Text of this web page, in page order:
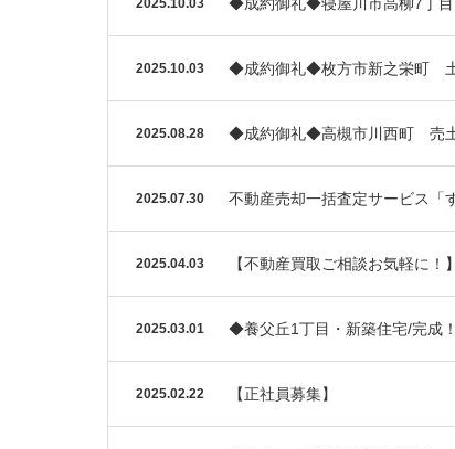
2025.10.03
2025.10.03 ◆成約御礼◆枚方市新之栄町
2025.08.28 ◆成約御礼◆高槻市川西町 売
2025.07.30 不動産売却一括査定サービス「
2025.04.03 【不動産買取ご相談お気軽に！】
2025.03.01 ◆養父丘1丁目・新築住宅/完成
2025.02.22 【正社員募集】